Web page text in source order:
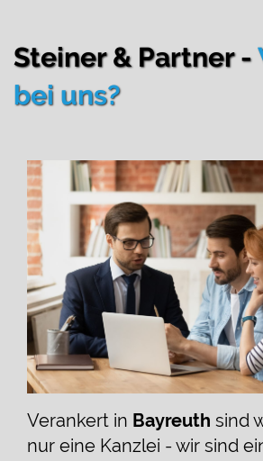
Steiner & Partner -
bei uns?
Verankert in Bayreuth sind
nur eine Kanzlei - wir sind